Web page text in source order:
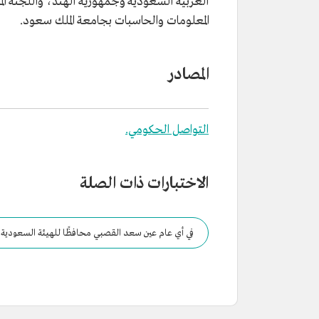
المعلومات والحاسبات بجامعة الملك سعود.
المصادر
التواصل الحكومي.
الاختبارات ذات الصلة
في أي عام عين سعد القصبي محافظًا للهيئة السعودية